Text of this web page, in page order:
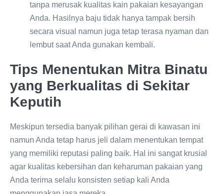
tanpa merusak kualitas kain pakaian kesayangan
Anda. Hasilnya baju tidak hanya tampak bersih
secara visual namun juga tetap terasa nyaman dan
lembut saat Anda gunakan kembali.
Tips Menentukan Mitra Binatu
yang Berkualitas di Sekitar
Keputih
Meskipun tersedia banyak pilihan gerai di kawasan ini
namun Anda tetap harus jeli dalam menentukan tempat
yang memiliki reputasi paling baik. Hal ini sangat krusial
agar kualitas kebersihan dan keharuman pakaian yang
Anda terima selalu konsisten setiap kali Anda